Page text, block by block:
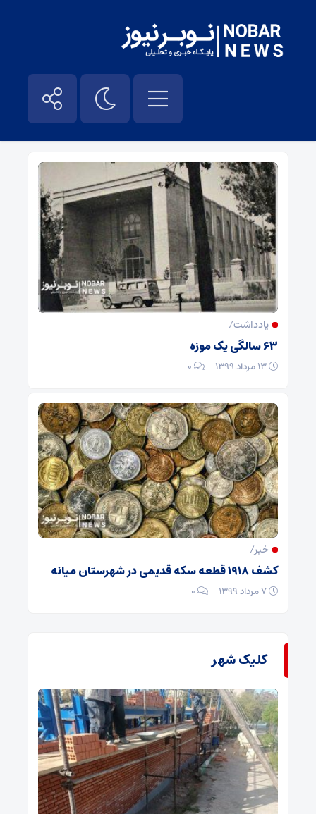
اداره کل میراث فرهنگی – نوبر نیوز
یادداشت/
۶۳ سالگی یک موزه
۰
خبر/
کشف ۱۹۱۸ قطعه سکه قدیمی در شهرستان میانه
۰
کلیک شهر